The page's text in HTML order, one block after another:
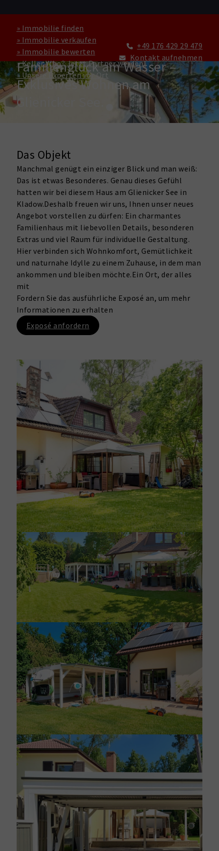
» Immobilie finden
» Immobilie verkaufen
» Immobilie bewerten
» Keller Who? Jetzt Partner werden!
» Unsere Experten vor Ort
+49 176 429 29 479
Kontakt aufnehmen
HAUS ZU KAUFEN IN BERLIN
Familienglück am Wasser –
Exklusives Wohnen am
Glienicker See.
Das Objekt
Manchmal genügt ein einziger Blick und man weiß:
Das ist etwas Besonderes. Genau dieses Gefühl
hatten wir bei diesem Haus am Glienicker See in
Kladow.Deshalb freuen wir uns, Ihnen unser neues
Angebot vorstellen zu dürfen: Ein charmantes
Familienhaus mit liebevollen Details, besonderen
Extras und viel Raum für individuelle Gestaltung.
Hier verbinden sich Wohnkomfort, Gemütlichkeit
und naturnahe Idylle zu einem Zuhause, in dem man
ankommen und bleiben möchte.Ein Ort, der alles
mit
Fordern Sie das ausführliche Exposé an, um mehr
Informationen zu erhalten
Exposé anfordern